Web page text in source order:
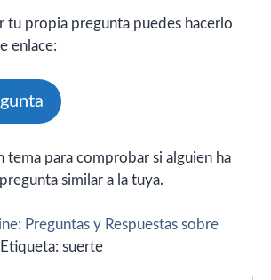
tu propia pregunta puedes hacerlo
enlace:
tema para comprobar si alguien ha
similar a la tuya.
Preguntas y Respuestas sobre
Etiqueta: suerte